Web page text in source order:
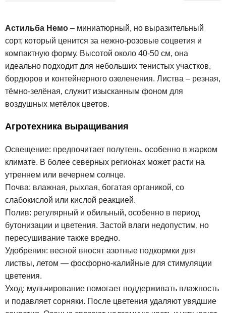
Астильба Немо – миниатюрный, но выразительный
сорт, который ценится за нежно-розовые соцветия и
компактную форму. Высотой около 40-50 см, она
идеально подходит для небольших тенистых участков,
бордюров и контейнерного озеленения. Листва – резная,
тёмно-зелёная, служит изысканным фоном для
воздушных метёлок цветов.
Агротехника выращивания
Освещение: предпочитает полутень, особенно в жарком
климате. В более северных регионах может расти на
утреннем или вечернем солнце.
Почва: влажная, рыхлая, богатая органикой, со
слабокислой или кислой реакцией.
Полив: регулярный и обильный, особенно в период
бутонизации и цветения. Застой влаги недопустим, но
пересушивание также вредно.
Удобрения: весной вносят азотные подкормки для
листвы, летом — фосфорно-калийные для стимуляции
цветения.
Уход: мульчирование помогает поддерживать влажность
и подавляет сорняки. После цветения удаляют увядшие